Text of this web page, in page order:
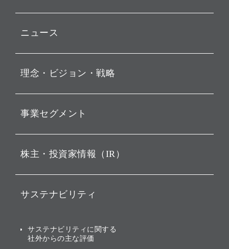
ニュース
お知らせ
動画配信
理念・ビジョン・戦略
経営理念
ビジョン
戦略
バリュー
ソフトバンクグループの歩
[AI] What dreams are made
事業セグメント
ソフトバンク・ビジョン・
その他
グループ企業一覧
株主・投資家情報（IR）
IRカレンダー
業績・財務
サステナビリティ
トップメッセージ
サステナビリティに関する
社外からの主な評価